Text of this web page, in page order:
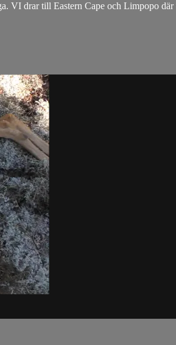
VI drar till Eastern Cape och Limpopo